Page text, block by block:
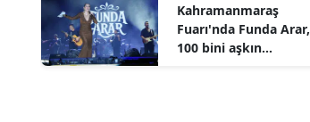
Kahramanmaraş
Fuarı'nda Funda Arar,
100 bini aşkın